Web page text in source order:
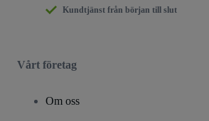
Kundtjänst från början till slut
Vårt företag
Om oss